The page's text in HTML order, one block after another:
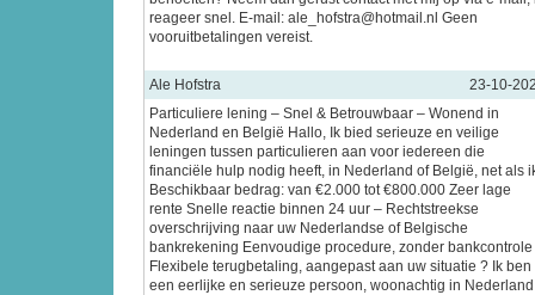
reageer snel. E-mail: ale_hofstra@hotmail.nl Geen
vooruitbetalingen vereist.
Ale Hofstra
23-10-
Particuliere lening – Snel & Betrouwbaar – Wonend in
Nederland en België Hallo, Ik bied serieuze en veilige
leningen tussen particulieren aan voor iedereen die
financiële hulp nodig heeft, in Nederland of België, net als
Beschikbaar bedrag: van €2.000 tot €800.000 Zeer lage
rente Snelle reactie binnen 24 uur – Rechtstreekse
overschrijving naar uw Nederlandse of Belgische
bankrekening Eenvoudige procedure, zonder bankcontrole
Flexibele terugbetaling, aangepast aan uw situatie ? Ik ben
een eerlijke en serieuze persoon, woonachtig in